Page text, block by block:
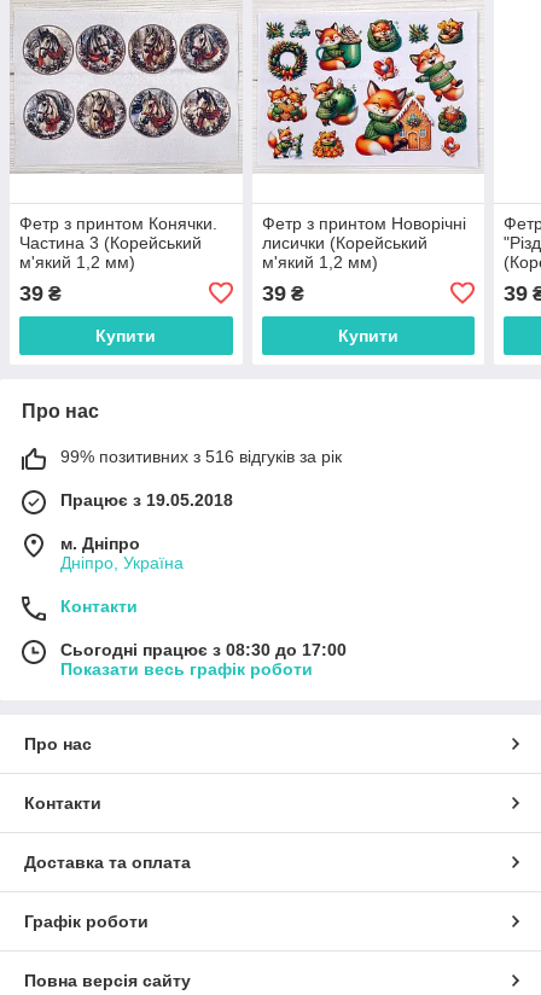
Фетр з принтом Конячки.
Частина 3 (Корейський
м'який 1,2 мм)
39 ₴
Купити
Фетр з принтом Новорічні
лисички (Корейський
м'який 1,2 мм)
39₴
Купити
39
Про нас
99% позитивних з 516 відгуків за рік
Працює з 19.05.2018
м. Дніпро
Дніпро, Україна
Контакти
Сьогодні працює з 08:30 до 17:00
Показати весь графік роботи
Про нас
Контакти
Доставка та оплата
Графік роботи
Повна версія сайту